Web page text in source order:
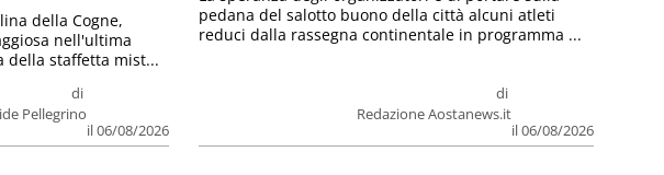
di
Pellegrino
il 06/08/2026
della Cogne,
nell'ultima
della staffetta mist...
di
Redazione Aostanews.it
il 06/08/2026
pedana del salotto buono della città alcuni atleti
reduci dalla rassegna continentale in programma ...